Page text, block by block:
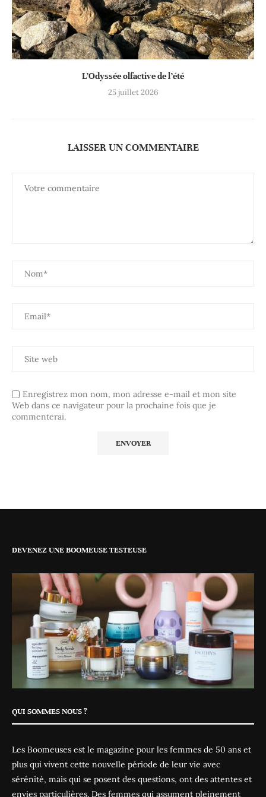
L’Odyssée olfactive de l’été
25 juillet 2026
LAISSER UN COMMENTAIRE
Enregistrez mon nom, mon adresse e-mail et mon site
Web dans ce navigateur pour la prochaine fois que je
commenterai.
DEVENEZ UNE BOOMEUSE TESTEUSE
QUI SOMMES NOUS ?
Les Boomeuses est le magazine pour les femmes de 50 ans et
plus qui vivent cette nouvelle période de leur vie avec
sérénité, mais qui se posent des questions, ont des attentes et
envies particulières. Des femmes qui assument pleinement